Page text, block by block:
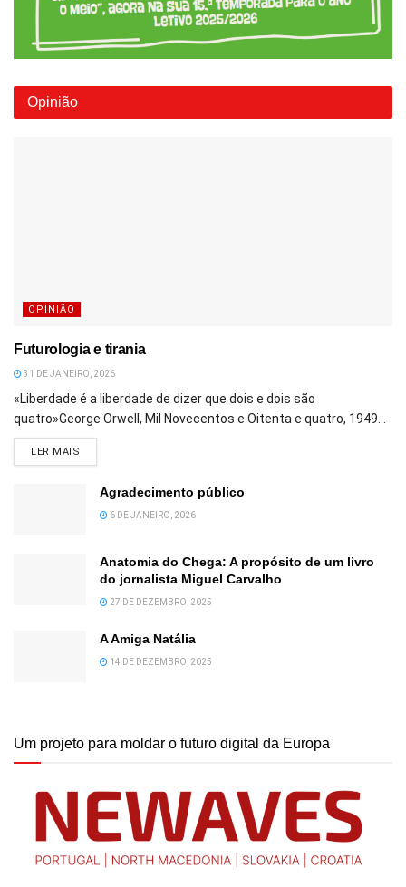
Opinião
OPINIÃO
Futurologia e tirania
31 DE JANEIRO, 2026
«Liberdade é a liberdade de dizer que dois e dois são
quatro»George Orwell, Mil Novecentos e Oitenta e quatro, 1949...
LER MAIS
Agradecimento público
6 DE JANEIRO, 2026
Anatomia do Chega: A propósito de um livro
do jornalista Miguel Carvalho
27 DE DEZEMBRO, 2025
A Amiga Natália
14 DE DEZEMBRO, 2025
Um projeto para moldar o futuro digital da Europa